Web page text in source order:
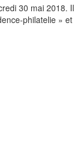
30 mai 2018. Il
philatelie » et